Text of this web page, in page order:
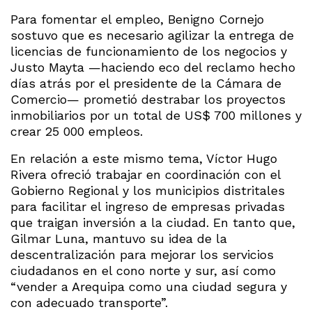
Para fomentar el empleo, Benigno Cornejo
sostuvo que es necesario agilizar la entrega de
licencias de funcionamiento de los negocios y
Justo Mayta —haciendo eco del reclamo hecho
días atrás por el presidente de la Cámara de
Comercio— prometió destrabar los proyectos
inmobiliarios por un total de US$ 700 millones y
crear 25 000 empleos.
En relación a este mismo tema, Víctor Hugo
Rivera ofreció trabajar en coordinación con el
Gobierno Regional y los municipios distritales
para facilitar el ingreso de empresas privadas
que traigan inversión a la ciudad. En tanto que,
Gilmar Luna, mantuvo su idea de la
descentralización para mejorar los servicios
ciudadanos en el cono norte y sur, así como
“vender a Arequipa como una ciudad segura y
con adecuado transporte”.